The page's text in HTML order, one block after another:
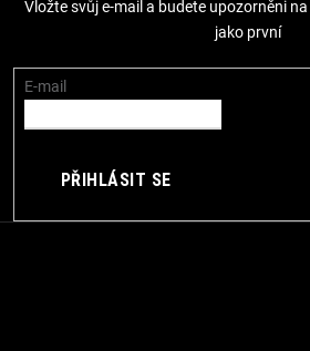
Vložte svůj e-mail a budete upozorněni
jako první
E-mail
PŘIHLÁSIT SE